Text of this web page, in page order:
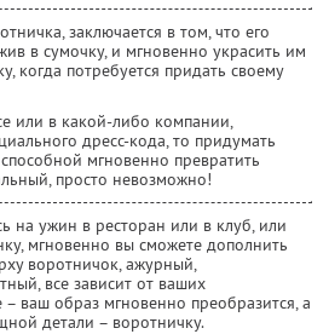
заключается в том, что его
в сумочку, и мгновенно украсить им
когда потребуется придать своему
или в какой-либо компании,
дресс-кода, то придумать
мгновенно превратить
просто невозможно!
на ужин в ресторан или в клуб, или
мгновенно вы сможете дополнить
воротничок, ажурный,
все зависит от ваших
– ваш образ мгновенно преобразится, а
детали – воротничку.